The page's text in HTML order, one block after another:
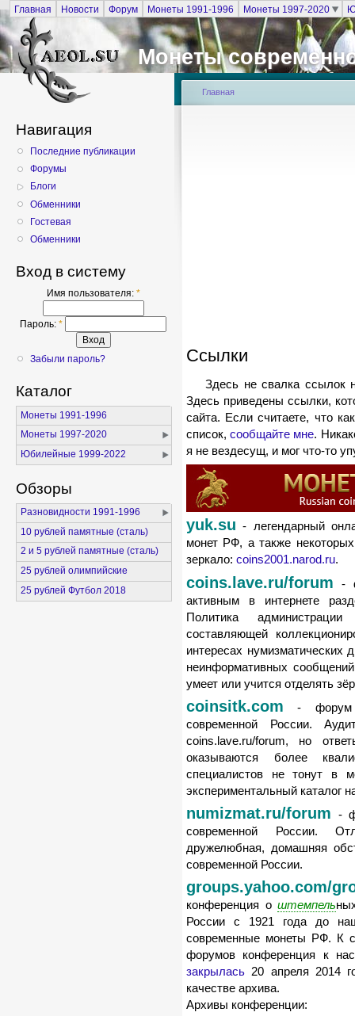
Главная Новости Форум Монеты 1991-1996 Монеты 1997-2020
Монеты
Навигация
Последние публикации
Форумы
Блоги
Обменники
Гостевая
Обменники
Вход в систему
Имя пользователя: *
Пароль: *
Забыли пароль?
Каталог
Монеты 1991-1996
Монеты 1997-2020
Юбилейные 1999-2022
Обзоры
Разновидности 1991-1996
10 рублей памятные (сталь)
2 и 5 рублей памятные (сталь)
25 рублей олимпийские
25 рублей Футбол 2018
Главная
Ссылки
Здесь не свалка ссылок
Здесь приведены ссылки,
сайта. Если считаете, что
список,сообщайте мне.
я не вездесущ, и мог что-то
yuk.su - легендарный
монет РФ, а также
зеркало: coins2001.narod.ru.
coins.lave.ru/forum -
активным в интернете
Политика
составляющей
интересах нумизматических
неинформативных
умеет или учится отделять
coinsitk.com - форум
современной России.
coins.lave.ru/forum, но
оказываются более
специалистов не тонут в
экспериментальный каталог
numizmat.ru/forum -
современной России.
дружелюбная, домашняя
современной России.
groups.yahoo.com/
конференция оштемпель
России с 1921 года до
современные монеты РФ. К
форумов конференция к
закрылась 20 апреля 2014
качестве архива.
Архивы конференции: